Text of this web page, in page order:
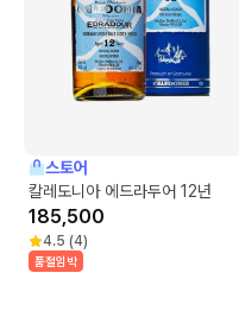
스토어
칼레도니아 에드라두어 12년
185,500
4.5 (4)
품절임박